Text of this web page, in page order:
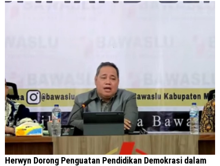
Herwyn Dorong Penguatan Pendidikan Demokrasi dalam